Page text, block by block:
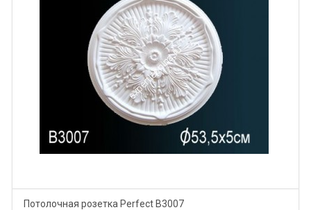
Потолочная розетка Perfect B3007